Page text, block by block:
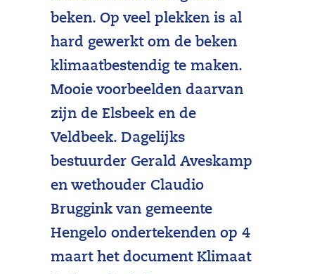
beken. Op veel plekken is al
hard gewerkt om de beken
klimaatbestendig te maken.
Mooie voorbeelden daarvan
zijn de Elsbeek en de
Veldbeek. Dagelijks
bestuurder Gerald Aveskamp
en wethouder Claudio
Bruggink van gemeente
Hengelo ondertekenden op 4
maart het document Klimaat